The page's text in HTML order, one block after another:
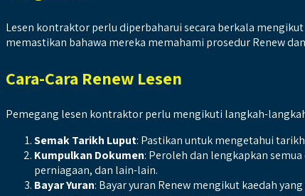
Lesen kontraktor perlu diperbaharui secara berkala
memastikan bahawa mereka memahami prosedur Renew
Cara-Cara Renew Lesen
Pemegang lesen kontraktor perlu mengikuti langkah-
Semak Tarikh Luput: Pastikan untuk mengetahui
Kumpulkan Dokumen: Peroleh dan lengkapkan
perniagaan, dan lain-lain.
Bayar Yuran: Bayar yuran Renew mengikut kaedah